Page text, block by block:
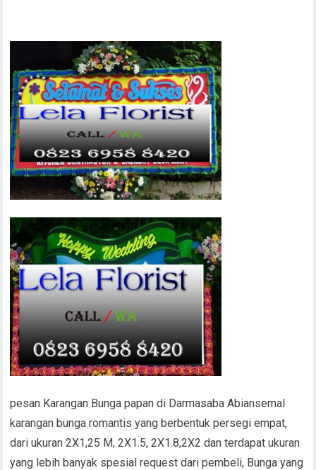
pesan Karangan Bunga papan di Darmasaba Abiansemal
karangan bunga romantis yang berbentuk persegi empat,
dari ukuran 2X1,25 M, 2X1.5, 2X1.8,2X2 dan terdapat ukuran
yang lebih banyak spesial request dari pembeli, Bunga yang